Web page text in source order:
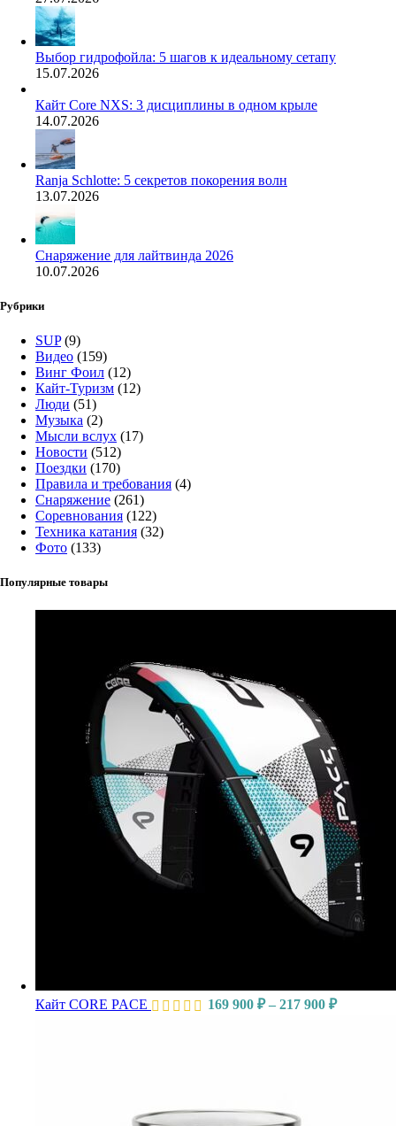
Выбор гидрофойла: 5 шагов к идеальному сетапу
15.07.2026
Кайт Core NXS: 3 дисциплины в одном крыле
14.07.2026
Ranja Schlotte: 5 секретов покорения волн
13.07.2026
Снаряжение для лайтвинда 2026
10.07.2026
Рубрики
SUP(9)
Видео (159)
Винг Фоил (12)
Кайт-Туризм (12)
Люди (51)
Музыка (2)
Мысли вслух (17)
Новости (512)
Поездки (170)
Правила и требования (4)
Снаряжение (261)
Соревнования (122)
Техника катания (32)
Фото (133)
Популярные товары
Кайт CORE PACE 169 900 ₽ – 217 900 ₽